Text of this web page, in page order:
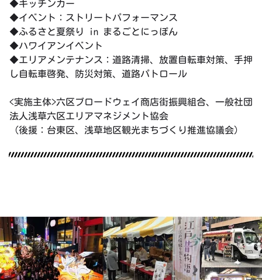
◆キッチンカー
◆イベント：ストリートパフォーマンス
◆ふるさと夏祭り in まるごとにっぽん
◆ハワイアンイベント
◆エリアメンテナンス：道路清掃、放置自転車対策、手押
し自転車啓発、防災対策、道路パトロール
<実施主体>六区ブロードウェイ商店街振興組合、一般社団
法人浅草六区エリアマネジメント協会
（後援：台東区、浅草地区観光まちづくり推進協議会）